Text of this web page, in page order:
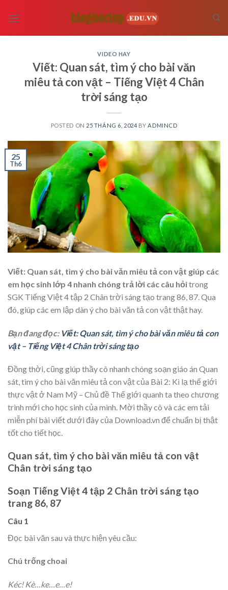
VIDEO HAY
Viết: Quan sát, tìm ý cho bài văn
miêu tả con vật – Tiếng Việt 4 Chân
trời sáng tạo
POSTED ON 25 THÁNG 6, 2024 BY ADMINCD
25
Th6
Viết: Quan sát, tìm ý cho bài văn miêu tả con vật giúp các
em học sinh lớp 4 nhanh chóng trả lời các câu hỏitrong
SGK Tiếng Việt 4 tập 2 Chân trời sáng tạo trang 86, 87. Qua
đó, giúp các em lập dàn ý cho bài văn tả con vật thật hay.
Bạn đang đọc: Viết: Quan sát, tìm ý cho bài văn miêu tả con
vật – Tiếng Việt 4 Chân trời sáng tạo
Đồng thời, cũng giúp thầy cô nhanh chóng soạn giáo án Quan
sát, tìm ý cho bài văn miêu tả con vật của Bài 2: Kì lạ thế giới
thực vật ở Nam Mỹ – Chủ đề Thế giới quanh ta theo chương
trình mới cho học sinh của mình. Mời thầy cô và các em tải
miễn phí bài viết dưới đây của Download.vn để chuẩn bị thật
tốt cho tiết học.
Quan sát, tìm ý cho bài văn miêu tả con vật
Chân trời sáng tạo
Soạn Tiếng Việt 4 tập 2 Chân trời sáng tạo
trang 86, 87
Câu 1
Đọc bài văn sau và thực hiện yêu cầu:
Chú trống choai
Kéc! Kè…ke…e…e!